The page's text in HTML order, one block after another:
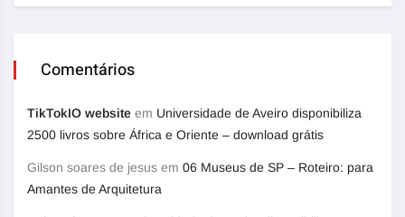
Comentários
TikTokIO website em Universidade de Aveiro disponibiliza
2500 livros sobre África e Oriente – download grátis
Gilson soares de jesus em 06 Museus de SP – Roteiro: para
Amantes de Arquitetura